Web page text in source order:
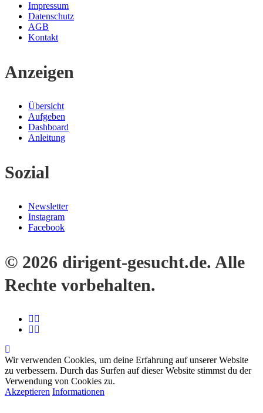
Impressum
Datenschutz
AGB
Kontakt
Anzeigen
Übersicht
Aufgeben
Dashboard
Anleitung
Sozial
Newsletter
Instagram
Facebook
© 2026 dirigent-gesucht.de. Alle
Rechte vorbehalten.
Wir verwenden Cookies, um deine Erfahrung auf unserer Website
zu verbessern. Durch das Surfen auf dieser Website stimmst du der
Verwendung von Cookies zu.
Akzeptieren Informationen